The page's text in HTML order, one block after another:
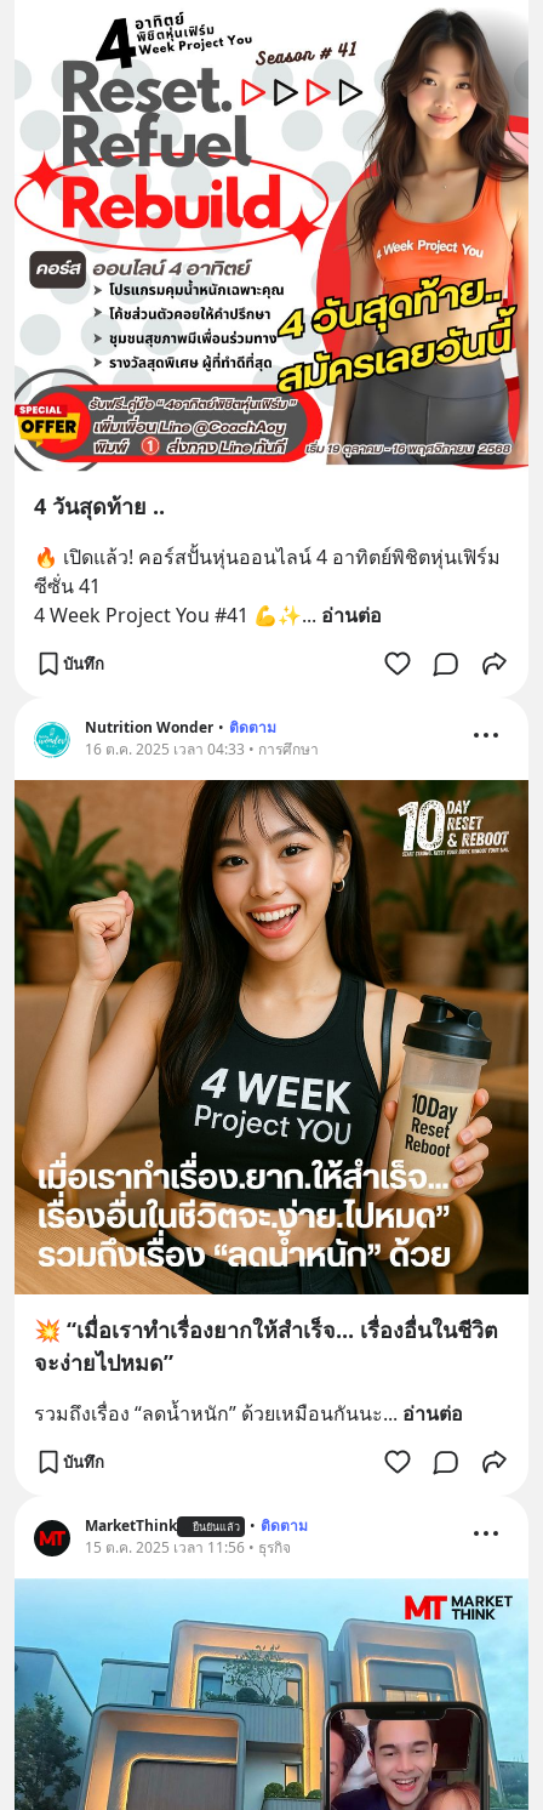
4 วันสุดท้าย ..
🔥 เปิดแล้ว! คอร์สปั้นหุ่นออนไลน์ 4 อาทิตย์พิชิตหุ่นเฟิร์ม
ซีซั่น 41
4 Week Project You #41 💪✨... อ่านต่อ
บันทึก
Nutrition Wonder • ติดตาม
16 ต.ค. 2025 เวลา 04:33 • การศึกษา
💥 “เมื่อเราทำเรื่องยากให้สำเร็จ... เรื่องอื่นในชีวิต
จะง่ายไปหมด”
รวมถึงเรื่อง “ลดน้ำหนัก” ด้วยเหมือนกันนะ... อ่านต่อ
บันทึก
MarketThink ยืนยันแล้ว • ติดตาม
15 ต.ค. 2025 เวลา 11:56 • ธุรกิจ